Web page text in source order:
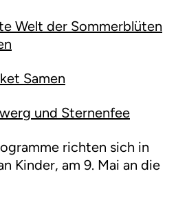
Welt der Sommerblüten
Samen
und Sternenfee
richten sich in
Kinder, am 9. Mai an die